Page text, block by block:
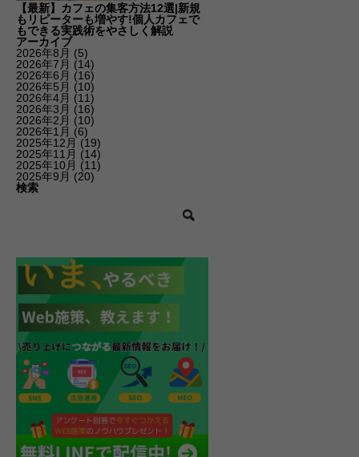
【最新】カフェの集客方法12選|新規
もリピーターも増やす!個人カフェで
もできる実践術をやさしく解説
アーカイブ
2026年8月 (5)
2026年7月 (14)
2026年6月 (16)
2026年5月 (10)
2026年4月 (11)
2026年3月 (16)
2026年2月 (10)
2026年1月 (6)
2025年12月 (19)
2025年11月 (14)
2025年10月 (11)
2025年9月 (20)
検索